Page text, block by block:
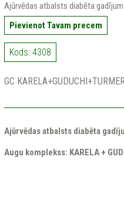
Ajūrvēdas atbalsts diabēta
Pievienot Tavam precem
Kods: 4308
GC
Ajūrvēdas atbalsts diabēta
Augu komplekss: KARELA +